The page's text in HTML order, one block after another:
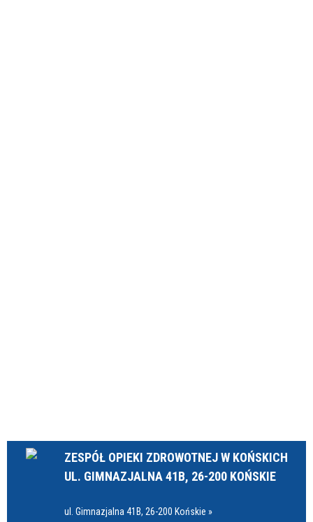
ZESPÓŁ OPIEKI ZDROWOTNEJ W KOŃSKICH
UL. GIMNAZJALNA 41B, 26-200 KOŃSKIE
ul. Gimnazjalna 41B, 26-200 Końskie »